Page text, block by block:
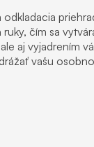
čím sa
aj vyjadrením
vašu